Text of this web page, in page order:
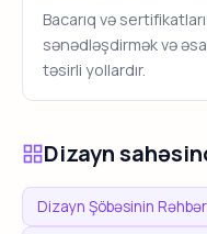
Bacarıq və
sənədləşdirmək və
təsirli yollardır.
Dizayn
Dizayn Şöbəsinin